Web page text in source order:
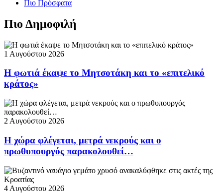
Πιο Πρόσφατα
Πιο Δημοφιλή
1 Αυγούστου 2026
Η φωτιά έκαψε το Μητσοτάκη και το «επιτελικό
κράτος»
2 Αυγούστου 2026
Η χώρα φλέγεται, μετρά νεκρούς και ο
πρωθυπουργός παρακολουθεί…
4 Αυγούστου 2026